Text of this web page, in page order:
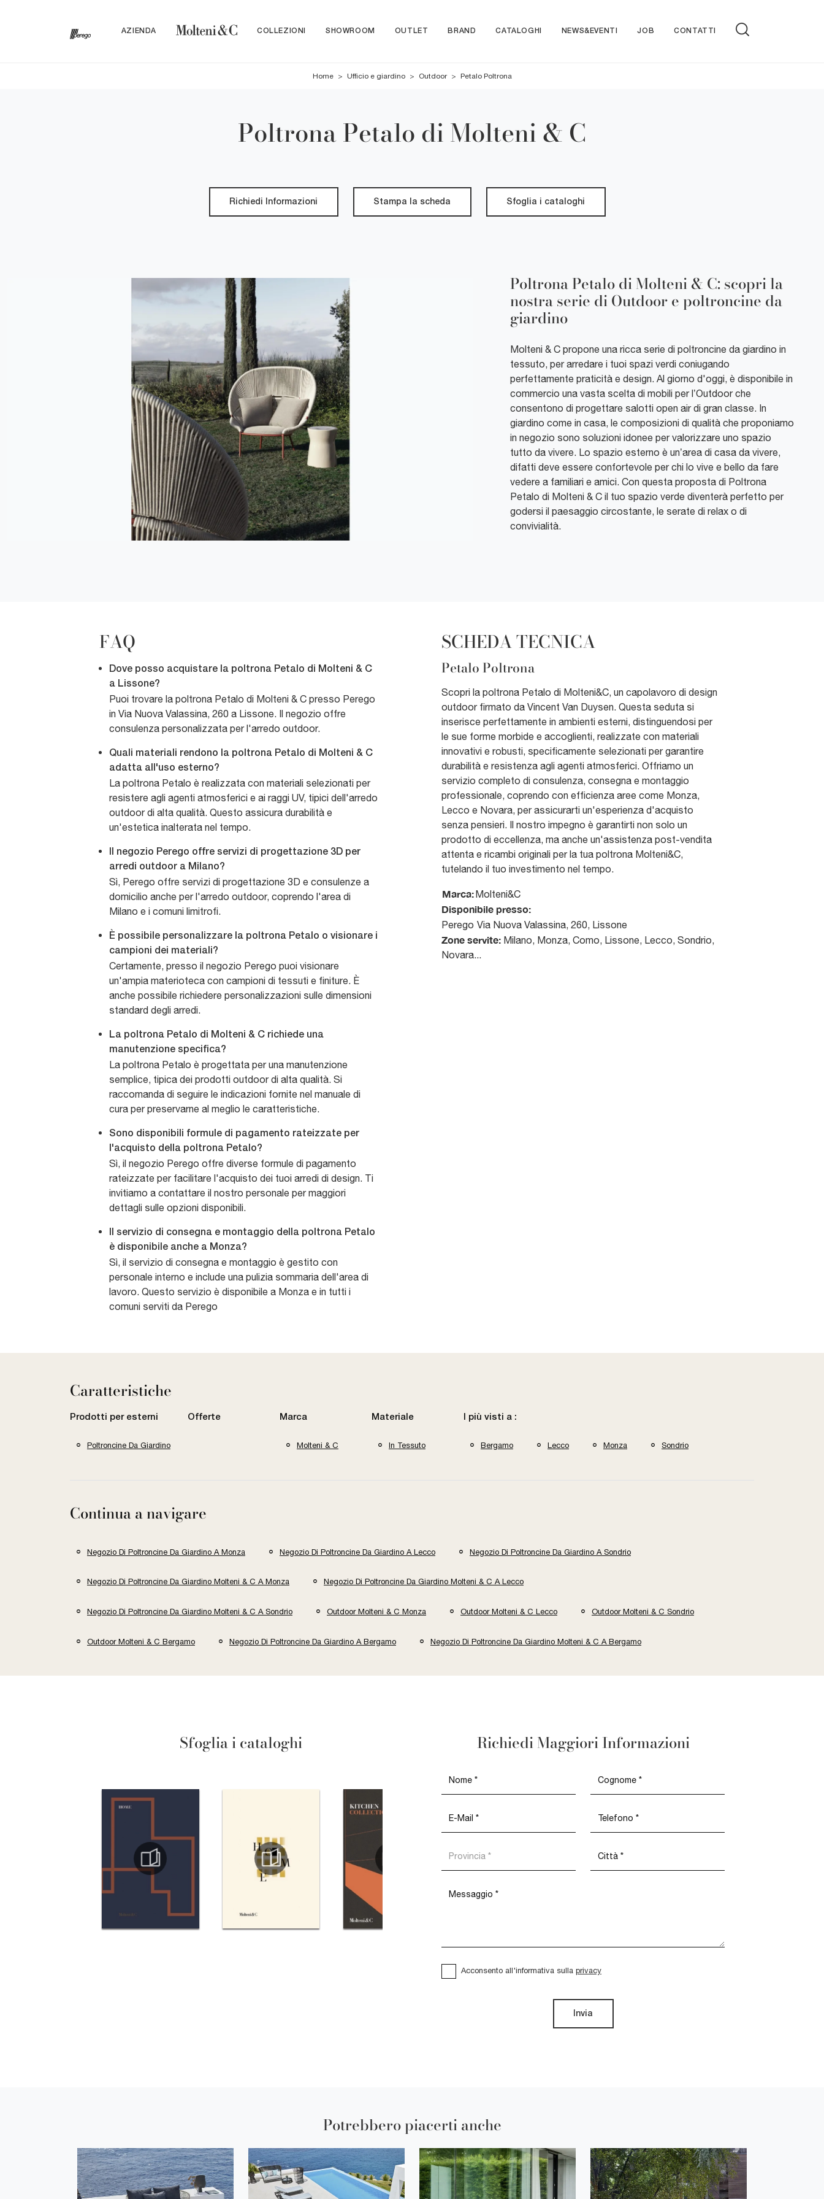
AZIENDA COLLEZIONI SHOWROOM OUTLET BRAND CATALOGHI NEWS&EVENTI JOB CONTATTI
Home > Ufficio e giardino > Outdoor > Petalo Poltrona
Poltrona Petalo di Molteni & C
Richiedi Informazioni Stampa la scheda Sfoglia i cataloghi
Poltrona Petalo di Molteni & C: scopri la
nostra serie di Outdoor e poltroncine da
giardino
Molteni & C propone una ricca serie di poltroncine da giardino in
tessuto, per arredare i tuoi spazi verdi coniugando
perfettamente praticità e design. Al giorno d'oggi, è disponibile in
commercio una vasta scelta di mobili per l’Outdoor che
consentono di progettare salotti open air di gran classe. In
giardino come in casa, le composizioni di qualità che proponiamo
in negozio sono soluzioni idonee per valorizzare uno spazio
tutto da vivere. Lo spazio esterno è un’area di casa da vivere,
difatti deve essere confortevole per chi lo vive e bello da fare
vedere a familiari e amici. Con questa proposta di Poltrona
Petalo di Molteni & C il tuo spazio verde diventerà perfetto per
godersi il paesaggio circostante, le serate di relax o di
convivialità.
FAQ
Dove posso acquistare la poltrona Petalo di Molteni & C
a Lissone?
Puoi trovare la poltrona Petalo di Molteni & C presso Perego
in Via Nuova Valassina, 260 a Lissone. Il negozio offre
consulenza personalizzata per l'arredo outdoor.
Quali materiali rendono la poltrona Petalo di Molteni & C
adatta all'uso esterno?
La poltrona Petalo è realizzata con materiali selezionati per
resistere agli agenti atmosferici e ai raggi UV, tipici dell'arredo
outdoor di alta qualità. Questo assicura durabilità e
un'estetica inalterata nel tempo.
Il negozio Perego offre servizi di progettazione 3D per
arredi outdoor a Milano?
Sì, Perego offre servizi di progettazione 3D e consulenze a
domicilio anche per l'arredo outdoor, coprendo l'area di
Milano e i comuni limitrofi.
È possibile personalizzare la poltrona Petalo o visionare i
campioni dei materiali?
Certamente, presso il negozio Perego puoi visionare
un'ampia materioteca con campioni di tessuti e finiture. È
anche possibile richiedere personalizzazioni sulle dimensioni
standard degli arredi.
La poltrona Petalo di Molteni & C richiede una
manutenzione specifica?
La poltrona Petalo è progettata per una manutenzione
semplice, tipica dei prodotti outdoor di alta qualità. Si
raccomanda di seguire le indicazioni fornite nel manuale di
cura per preservarne al meglio le caratteristiche.
Sono disponibili formule di pagamento rateizzate per
l'acquisto della poltrona Petalo?
Sì, il negozio Perego offre diverse formule di pagamento
rateizzate per facilitare l'acquisto dei tuoi arredi di design. Ti
invitiamo a contattare il nostro personale per maggiori
dettagli sulle opzioni disponibili.
Il servizio di consegna e montaggio della poltrona Petalo
è disponibile anche a Monza?
Sì, il servizio di consegna e montaggio è gestito con
personale interno e include una pulizia sommaria dell'area di
lavoro. Questo servizio è disponibile a Monza e in tutti i
comuni serviti da Perego
SCHEDA TECNICA
Petalo Poltrona
Scopri la poltrona Petalo di Molteni&C, un capolavoro di design
outdoor firmato da Vincent Van Duysen. Questa seduta si
inserisce perfettamente in ambienti esterni, distinguendosi per
le sue forme morbide e accoglienti, realizzate con materiali
innovativi e robusti, specificamente selezionati per garantire
durabilità e resistenza agli agenti atmosferici. Offriamo un
servizio completo di consulenza, consegna e montaggio
professionale, coprendo con efficienza aree come Monza,
Lecco e Novara, per assicurarti un'esperienza d'acquisto
senza pensieri. Il nostro impegno è garantirti non solo un
prodotto di eccellenza, ma anche un'assistenza post-vendita
attenta e ricambi originali per la tua poltrona Molteni&C,
tutelando il tuo investimento nel tempo.
Marca:Molteni&C
Disponibile presso:
Perego Via Nuova Valassina, 260, Lissone
Zone servite: Milano, Monza, Como, Lissone, Lecco, Sondrio,
Novara...
Caratteristiche
Prodotti per esterni
Poltroncine Da Giardino
Offerte Marca
Molteni & C
Materiale
In Tessuto
I più visti a :
Bergamo Lecco Monza Sondrio
Continua a navigare
Negozio Di Poltroncine Da Giardino A Monza Negozio Di Poltroncine Da Giardino A Lecco Negozio Di Poltroncine Da Giardino A Sondrio
Negozio Di Poltroncine Da Giardino Molteni & C A Monza Negozio Di Poltroncine Da Giardino Molteni & C A Lecco
Negozio Di Poltroncine Da Giardino Molteni & C A Sondrio Outdoor Molteni & C Monza Outdoor Molteni & C Lecco Outdoor Molteni & C Sondrio
Outdoor Molteni & C Bergamo Negozio Di Poltroncine Da Giardino A Bergamo Negozio Di Poltroncine Da Giardino Molteni & C A Bergamo
Sfoglia i cataloghi Richiedi Maggiori Informazioni
Acconsento all'informativa sulla privacy
Invia
Potrebbero piacerti anche